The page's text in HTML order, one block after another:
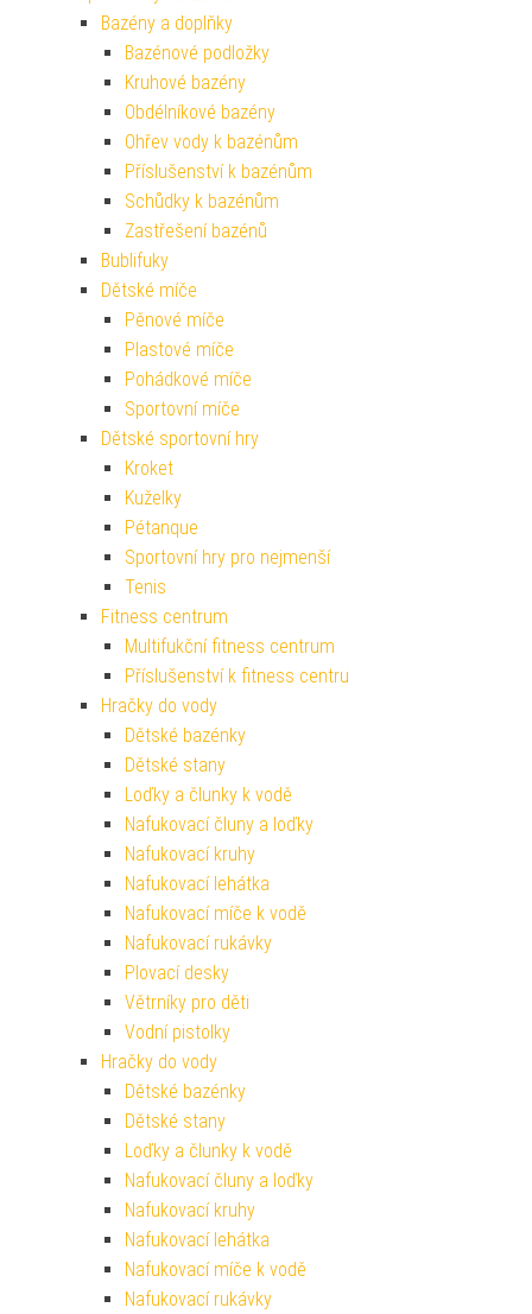
Bazény a doplňky
Bazénové podložky
Kruhové bazény
Obdélníkové bazény
Ohřev vody k bazénům
Příslušenství k bazénům
Schůdky k bazénům
Zastřešení bazénů
Bublifuky
Dětské míče
Pěnové míče
Plastové míče
Pohádkové míče
Sportovní míče
Dětské sportovní hry
Kroket
Kuželky
Pétanque
Sportovní hry pro nejmenší
Tenis
Fitness centrum
Multifukční fitness centrum
Příslušenství k fitness centru
Hračky do vody
Dětské bazénky
Dětské stany
Loďky a člunky k vodě
Nafukovací čluny a loďky
Nafukovací kruhy
Nafukovací lehátka
Nafukovací míče k vodě
Nafukovací rukávky
Plovací desky
Větrníky pro děti
Vodní pistolky
Hračky do vody
Dětské bazénky
Dětské stany
Loďky a člunky k vodě
Nafukovací čluny a loďky
Nafukovací kruhy
Nafukovací lehátka
Nafukovací míče k vodě
Nafukovací rukávky